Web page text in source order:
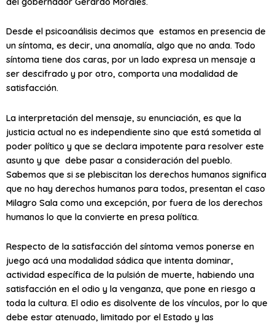
Desde el psicoanálisis decimos que estamos en presencia de
un síntoma, es decir, una anomalía, algo que no anda. Todo
síntoma tiene dos caras, por un lado expresa un mensaje a
ser descifrado y por otro, comporta una modalidad de
satisfacción.
La interpretación del mensaje, su enunciación, es que la
justicia actual no es independiente sino que está sometida al
poder político y que se declara impotente para resolver este
asunto y que debe pasar a consideración del pueblo.
Sabemos que si se plebiscitan los derechos humanos significa
que no hay derechos humanos para todos, presentan el caso
Milagro Sala como una excepción, por fuera de los derechos
humanos lo que la convierte en presa política.
Respecto de la satisfacción del síntoma vemos ponerse en
juego acá una modalidad sádica que intenta dominar,
actividad específica de la pulsión de muerte, habiendo una
satisfacción en el odio y la venganza, que pone en riesgo a
toda la cultura. El odio es disolvente de los vínculos, por lo que
debe estar atenuado, limitado por el Estado y las